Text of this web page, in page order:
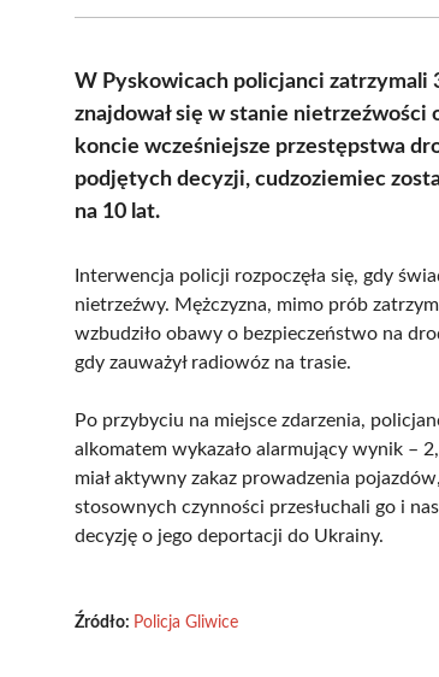
W Pyskowicach policjanci
znajdował się w stanie nietrzeźwości
koncie wcześniejsze przestępstwa
podjętych decyzji, cudzoziemiec
na 10 lat.
Interwencja policji rozpoczęła się, gdy
nietrzeźwy. Mężczyzna, mimo prób
wzbudziło obawy o bezpieczeństwo na
gdy zauważył radiowóz na trasie.
Po przybyciu na miejsce zdarzenia,
alkomatem wykazało alarmujący wynik –
miał aktywny zakaz prowadzenia
stosownych czynności przesłuchali go i
decyzję o jego deportacji do Ukrainy.
Źródło: Policja Gliwice